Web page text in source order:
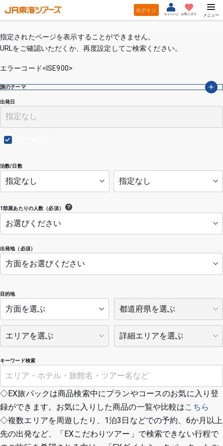
ログイン
マイページ お気に入り メニュー
指定されたページを表示することができません。
URLをご確認いただくか、再度設定してご検索ください。
エラーコード<ISE900>
出発地（必須）
出発日
泊数/日数
1部屋あたりの人数（必須）
目的地
キーワード検索
旅のテーマ
◇EX旅パックは商品検索中にプランやコースのお気に入り登
録ができます。お気に入りした商品の一覧や比較はこちら
◇複数エリアを周遊したり、1泊3日などでの予約、6か月以上
先の出発など、「EXこだわりツアー」で検索できない行程で